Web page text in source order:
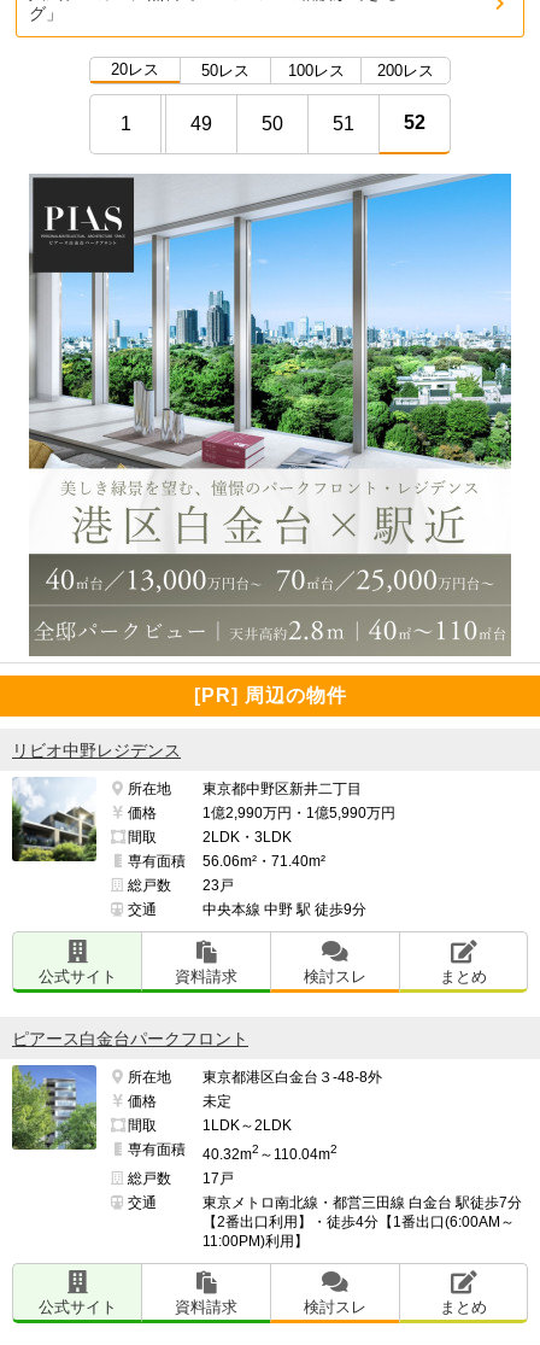
グ」
20レス 50レス 100レス 200レス
1 49 50 51 52
[PR] 周辺の物件
リビオ中野レジデンス
所在地
東京都中野区新井二丁目
価格
1億2,990万円・1億5,990万円
間取
2LDK・3LDK
専有面積
56.06m²・71.40m²
総戸数
23戸
交通
中央本線 中野 駅 徒歩9分
公式サイト 資料請求 検討スレ まとめ
ピアース白金台パークフロント
所在地
東京都港区白金台３-48-8外
価格
未定
間取
1LDK～2LDK
専有面積
40.32m2 ～110.04m2
総戸数
17戸
交通
東京メトロ南北線・都営三田線 白金台 駅徒歩7分
【2番出口利用】・徒歩4分【1番出口(6:00AM～
11:00PM)利用】
公式サイト 資料請求 検討スレ まとめ